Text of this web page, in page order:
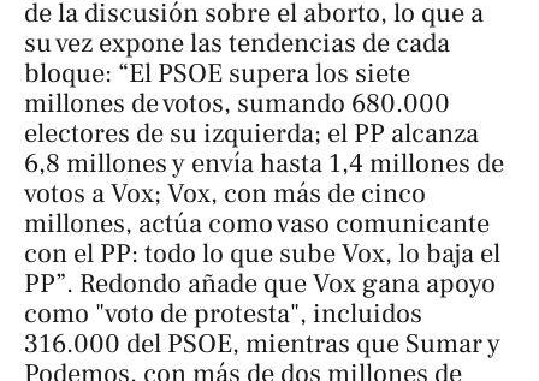
de la discusión sobre el aborto, lo que a
su vez expone las tendencias de cada
bloque: “El PSOE supera los siete
millones de votos, sumando 680.000
electores de su izquierda; el PP alcanza
6,8 millones y envía hasta 1,4 millones de
votos a Vox; Vox, con más de cinco
millones, actúa como vaso comunicante
con el PP: todo lo que sube Vox, lo baja el
PP”. Redondo añade que Vox gana apoyo
como "voto de protesta", incluidos
316.000 del PSOE, mientras que Sumar y
Podemos, con más de dos millones de